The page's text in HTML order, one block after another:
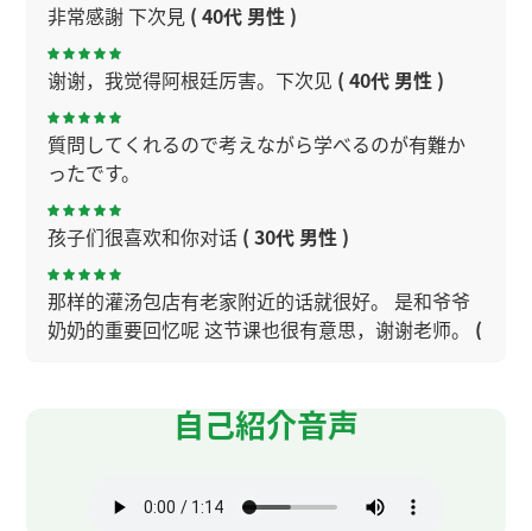
非常感謝 下次見 ( 40代 男性 )
谢谢，我觉得阿根廷厉害。下次见 ( 40代 男性 )
質問してくれるので考えながら学べるのが有難か
ったです。
孩子们很喜欢和你对话 ( 30代 男性 )
那样的灌汤包店有老家附近的话就很好。 是和爷爷
奶奶的重要回忆呢 这节课也很有意思，谢谢老师。 (
谢谢您的课！今天也上得很开心！
粽子的味道很多，下次我试试一下。下次见～
自己紹介音声